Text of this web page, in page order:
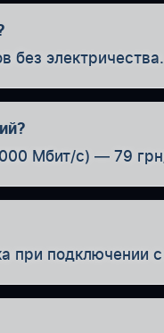
без электричества.
Мбит/с) — 79
при подключении